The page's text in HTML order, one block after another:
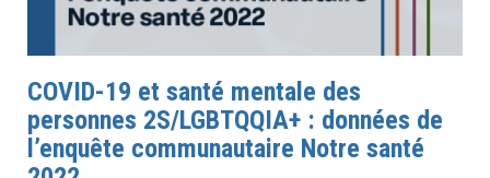
COVID-19 et santé mentale des
personnes 2S/LGBTQQIA+ : données de
l’enquête communautaire Notre santé